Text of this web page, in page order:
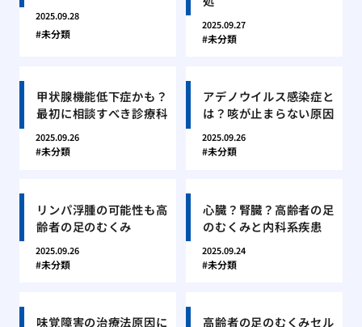
2025.09.28
未分類
2025.09.27
未分類
甲状腺機能低下症かも？
最初に相談すべき診療科
2025.09.26
未分類
アデノウイルス感染症と
は？咳が止まらない原因
2025.09.26
未分類
リンパ浮腫の可能性も高
齢者の足のむくみ
2025.09.26
未分類
心臓？腎臓？高齢者の足
のむくみと内科系疾患
2025.09.24
未分類
味覚障害の治療法原因に
高齢者の足のむくみセル